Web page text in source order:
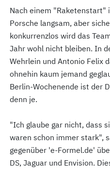
Nach einem "Raketenstart"
Porsche langsam, aber
konkurrenzlos wird das
Jahr wohl nicht bleiben. In
Wehrlein und Antonio Felix
ohnehin kaum jemand
Berlin-Wochenende ist der
denn je.
"Ich glaube gar nicht, dass
waren schon immer stark",
gegenüber 'e-Formel.de'
DS, Jaguar und Envision.